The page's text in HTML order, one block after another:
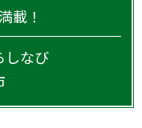
載！
しなび